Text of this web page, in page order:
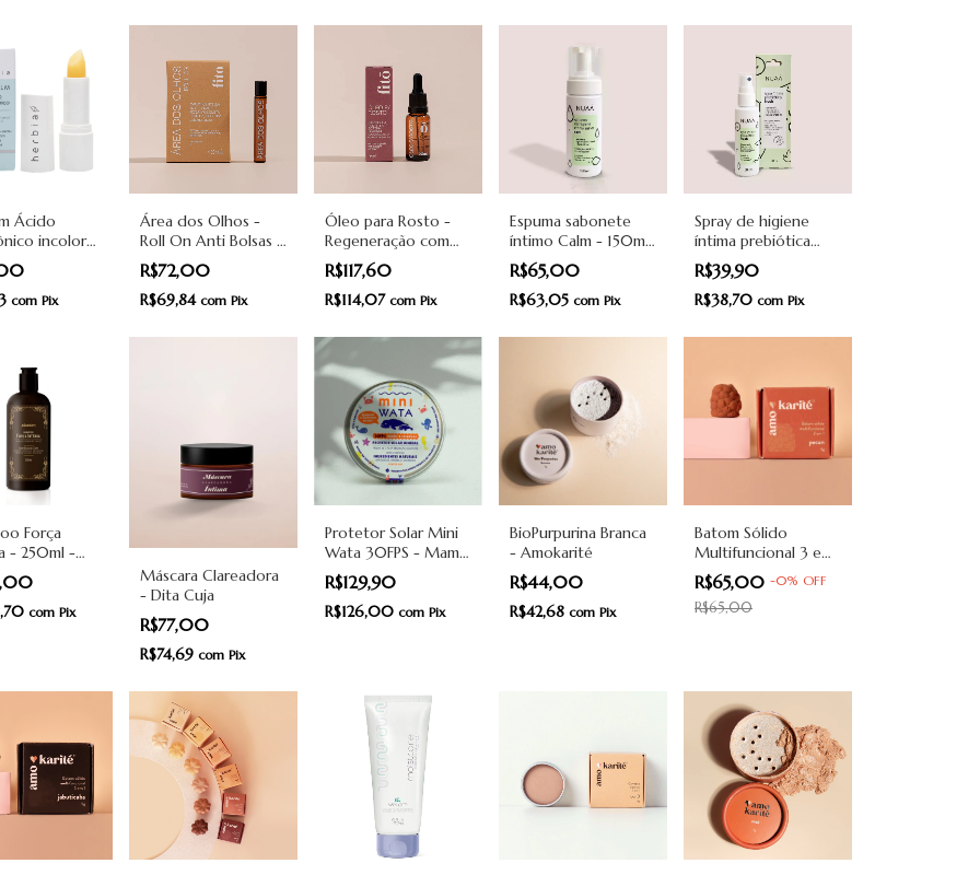
Ácido
incolor
com Pix
Área dos Olhos -
Roll On Anti Bolsas e
Olheiras - Fito
R$72,00
R$69,84 com Pix
Óleo para Rosto -
Regeneração com
Ativos Vegetais -
Fito
R$117,60
R$114,07 com Pix
Espuma sabonete
íntimo Calm - 150ml
- Nuaá
R$65,00
R$63,05 com Pix
Spray de higiene
íntima prebiótica
Fresh - 50ml - Nuaá
R$39,90
R$38,70 com Pix
Força
- 250ml -
com Pix
Máscara Clareadora
- Dita Cuja
R$77,00
R$74,69 com Pix
Protetor Solar Mini
Wata 30FPS - Mami
Wata
R$129,90
R$126,00 com Pix
BioPurpurina Branca
- Amokarité
R$44,00
R$42,68 com Pix
Batom Sólido
Multifuncional 3 em
1 - Pecan -
Amokarité
R$65,00 -0% OFF
R$65,00